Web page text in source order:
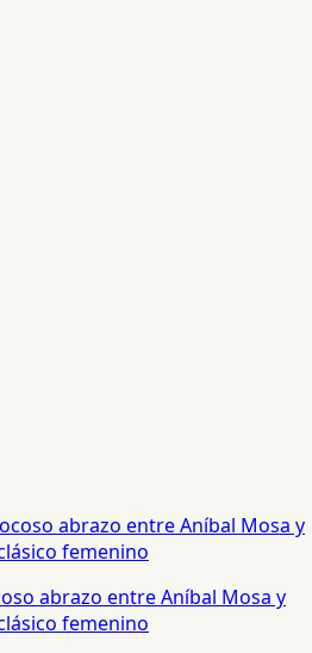
abrazo entre Aníbal Mosa y
femenino